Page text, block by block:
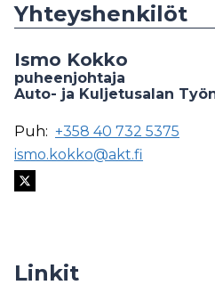
Yhteyshenkilöt
Ismo Kokko
puheenjohtaja
Auto- ja Kuljetusalan
Puh: +358 40 732 5375
ismo.kokko@akt.fi
Linkit